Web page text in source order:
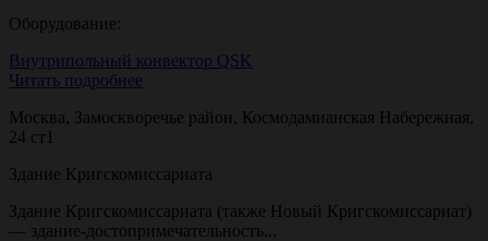
Оборудование:
Внутрипольный конвектор QSK
Читать подробнее
Москва, Замоскворечье район, Космодамианская Набережная,
24 ст1
Здание Кригскомиссариата
Здание Кригскомиссариата (также Новый Кригскомиссариат)
— здание-достопримечательность...